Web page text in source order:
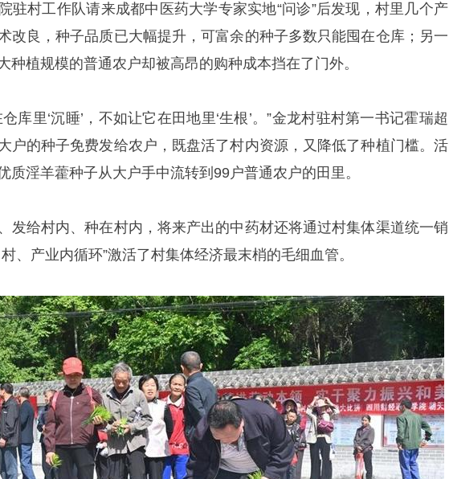
驻村工作队请来成都中医药大学专家实地“问诊”后发现，村里几个产
改良，种子品质已大幅提升，可富余的种子多数只能囤在仓库；另一
种植规模的普通农户却被高昂的购种成本挡在了门外。
库里‘沉睡’，不如让它在田地里‘生根’。”金龙村驻村第一书记霍瑞超
户的种子免费发给农户，既盘活了村内资源，又降低了种植门槛。活
质淫羊藿种子从大户手中流转到99户普通农户的田里。
发给村内、种在村内，将来产出的中药材还将通过村集体渠道统一销
、产业内循环”激活了村集体经济最末梢的毛细血管。